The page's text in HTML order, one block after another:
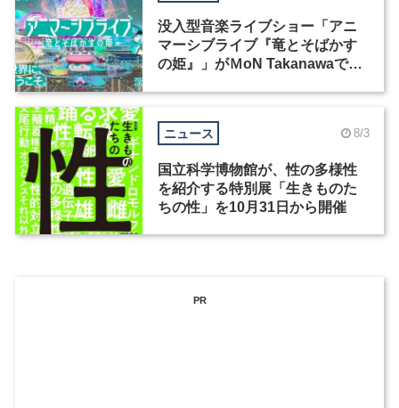
没入型音楽ライブショー「アニ
マーシブライブ『竜とそばかす
の姫』」がＭoN Takanawaで開
ニュース 8/3
国立科学博物館が、性の多様性
を紹介する特別展「生きものた
ちの性」を10月31日から開催
PR